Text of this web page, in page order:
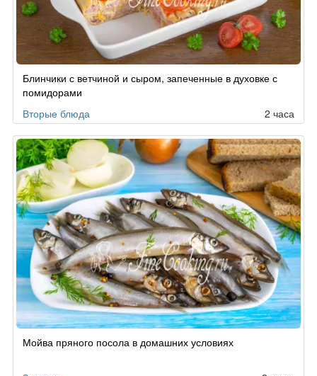
Блинчики с ветчиной и сыром, запеченные в духовке с
помидорами
Вторые блюда
2 часа
Мойва пряного посола в домашних условиях